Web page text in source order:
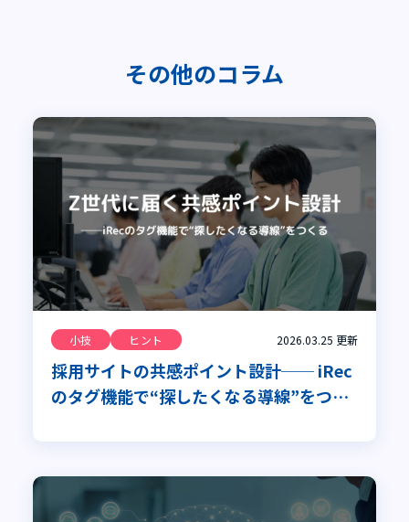
その他のコラム
小技 ヒント 2026.03.25 更新
採用サイトの共感ポイント設計── iRec
のタグ機能で“探したくなる導線”をつく